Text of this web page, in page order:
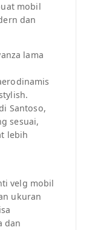
mobil
dan
lama
Santoso,
sesuai,
lebih
velg mobil
ukuran
dan